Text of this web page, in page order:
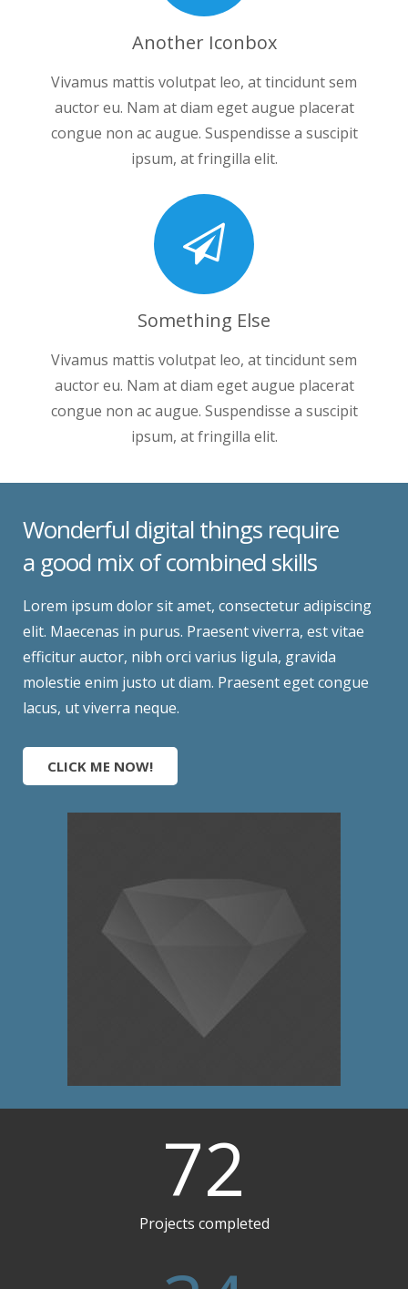
Another Iconbox
Vivamus mattis volutpat leo, at tincidunt sem
auctor eu. Nam at diam eget augue placerat
congue non ac augue. Suspendisse a suscipit
ipsum, at fringilla elit.
Something Else
Vivamus mattis volutpat leo, at tincidunt sem
auctor eu. Nam at diam eget augue placerat
congue non ac augue. Suspendisse a suscipit
ipsum, at fringilla elit.
Wonderful digital things require
a good mix of combined skills
Lorem ipsum dolor sit amet, consectetur adipiscing
elit. Maecenas in purus. Praesent viverra, est vitae
efficitur auctor, nibh orci varius ligula, gravida
molestie enim justo ut diam. Praesent eget congue
lacus, ut viverra neque.
CLICK ME NOW!
72
Projects completed